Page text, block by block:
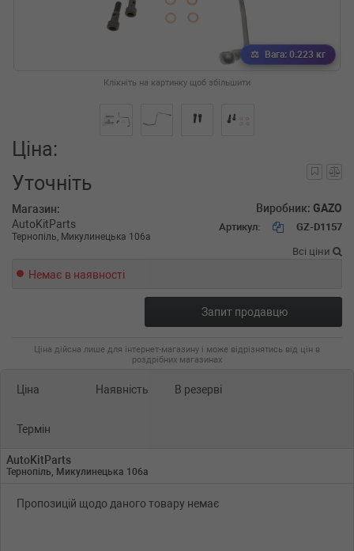
Вага: 0.223 кг
Клікніть на картинку щоб збільшити
Ціна:
Уточніть
Магазин:
AutoKitParts
Тернопіль, Микулинецька 106а
Виробник: GAZO
Артикул: GZ-D1157
Всі ціни
Немає в наявності
Запит продавцю
Ціна дійсна лише для інтернет-магазину і може відрізнятись від цін в
роздрібних магазинах
Ціна Наявність В резерві
Термін
AutoKitParts
Тернопіль, Микулинецька 106а
Пропозицій щодо даного товару немає